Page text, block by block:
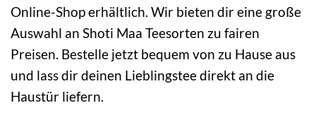
Online-Shop erhältlich. Wir bieten dir eine große
Auswahl an Shoti Maa Teesorten zu fairen
Preisen. Bestelle jetzt bequem von zu Hause aus
und lass dir deinen Lieblingstee direkt an die
Haustür liefern.